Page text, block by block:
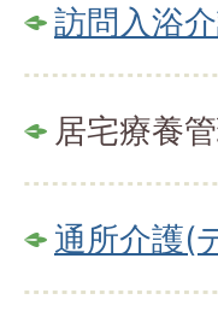
訪問入浴
居宅療養
通所介護(